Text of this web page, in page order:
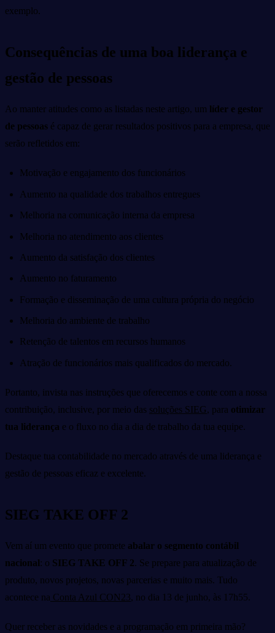
exemplo.
Consequências de uma boa liderança e
gestão de pessoas
Ao manter atitudes como as listadas neste artigo, um líder e gestor
de pessoas é capaz de gerar resultados positivos para a empresa, que
serão refletidos em:
Motivação e engajamento dos funcionários
Aumento na qualidade dos trabalhos entregues
Melhoria na comunicação interna da empresa
Melhoria no atendimento aos clientes
Aumento da satisfação dos clientes
Aumento no faturamento
Formação e disseminação de uma cultura própria do negócio
Melhoria do ambiente de trabalho
Retenção de talentos em recursos humanos
Atração de funcionários mais qualificados do mercado.
Portanto, invista nas instruções que oferecemos e conte com a nossa
contribuição, inclusive, por meio das soluções SIEG, para otimizar
tua liderança e o fluxo no dia a dia de trabalho da tua equipe.
Destaque tua contabilidade no mercado através de uma liderança e
gestão de pessoas eficaz e excelente.
SIEG TAKE OFF 2
Vem aí um evento que promete abalar o segmento contábil
nacional: o SIEG TAKE OFF 2. Se prepare para atualização de
produto, novos projetos, novas parcerias e muito mais. Tudo
acontece na Conta Azul CON23, no dia 13 de junho, às 17h55.
Quer receber as novidades e a programação em primeira mão?